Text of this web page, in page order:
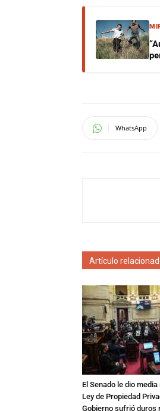
WhatsApp
Artículo
El Senado le dio
Ley de Propiedad
Gobierno sufrió duros